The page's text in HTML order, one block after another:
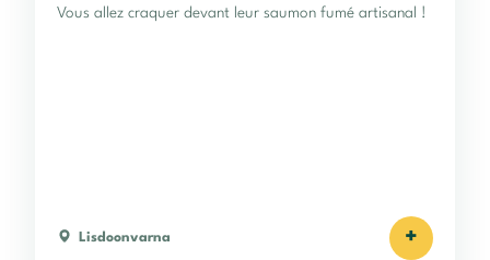
Vous allez craquer devant leur saumon fumé artisanal !
Lisdoonvarna +